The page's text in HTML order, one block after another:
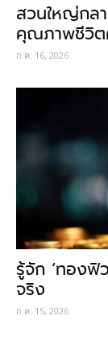
สวนใหญ่กล
คุณภาพชีวิต
ก.ค. 16, 2026
รู้จัก ‘ทองฟิ
จริง
ก.ค. 15, 2026